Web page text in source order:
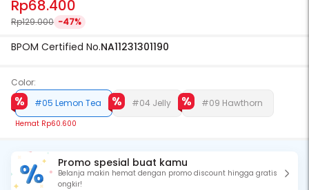
Rp68.400
Rp129.000 -47%
BPOM Certified No.NA11231301190
Color:
#05 Lemon Tea
Hemat Rp60.600
#04 Jelly #09 Hawthorn
Promo spesial buat kamu
Belanja makin hemat dengan promo discount hingga gratis
ongkir!